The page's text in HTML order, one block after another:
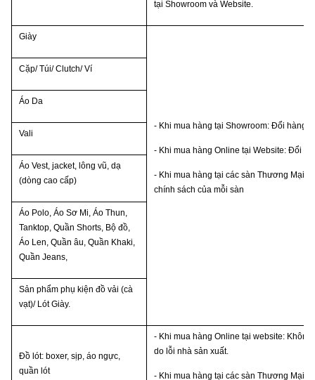
tại Showroom và Website.
Giày
- Khi mua hàng tại Showroom: Đổi hàng
- Khi mua hàng Online tại Website: Đổi
- Khi mua hàng tại các sàn Thương Mại
chính sách của mỗi sàn
Cặp/ Túi/ Clutch/ Ví
Áo Da
Vali
Áo Vest, jacket, lông vũ, dạ
(dòng cao cấp)
Áo Polo, Áo Sơ Mi, Áo Thun,
Tanktop, Quần Shorts, Bộ đồ,
Áo Len, Quần âu, Quần Khaki,
Quần Jeans,
Sản phẩm phụ kiện đồ vải (cà
vạt)/ Lót Giày.
Đồ lót: boxer, sịp, áo ngực,
quần lót
- Khi mua hàng Online tại website:
do lỗi nhà sản xuất.
- Khi mua hàng tại các sàn Thương Mại